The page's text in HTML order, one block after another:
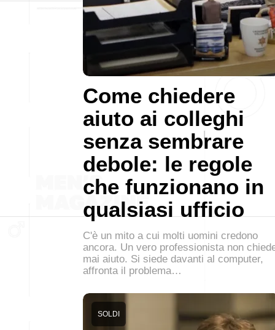
Come chiedere
aiuto ai colleghi
senza sembrare
debole: le regole
che funzionano in
qualsiasi ufficio
C'è un mito a cui molti uomini credono
ancora. Un vero professionista non
mai aiuto. Si siede davanti al computer,
affronta il problema…
SOLDI